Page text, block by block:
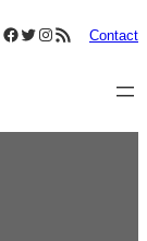
Facebook
Twitter
Instagram
Flux RSSContact